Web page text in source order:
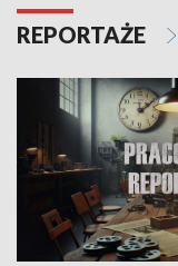
REPORTAŻE